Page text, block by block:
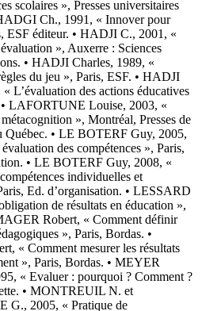
scolaires », Presses universitaires
Ch., 1991, « Innover pour
ESF éditeur. • HADJI C., 2001, «
», Auxerre : Sciences
• HADJI Charles, 1989, «
du jeu », Paris, ESF. • HADJI
L’évaluation des actions éducatives
• LAFORTUNE Louise, 2003, «
», Montréal, Presses de
Québec. • LE BOTERF Guy, 2005,
des compétences », Paris,
• LE BOTERF Guy, 2008, «
individuelles et
Ed. d’organisation. • LESSARD
de résultats en éducation »,
Robert, « Comment définir
», Paris, Bordas. •
« Comment mesurer les résultats
», Paris, Bordas. • MEYER
« Evaluer : pourquoi ? Comment ?
• MONTREUIL N. et
G., 2005, « Pratique de